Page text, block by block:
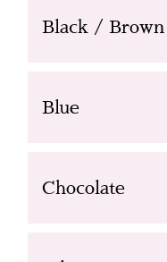
Black / Brown
Blue
Chocolate